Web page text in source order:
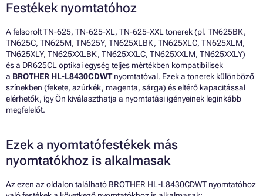
Festékek nyomtatóhoz
A felsorolt TN-625, TN-625-XL, TN-625-XXL tonerek (pl. TN625BK,
TN625C, TN625M, TN625Y, TN625XLBK, TN625XLC, TN625XLM,
TN625XLY, TN625XXLBK, TN625XXLC, TN625XXLM, TN625XXLY)
és a DR625CL optikai egység teljes mértékben kompatibilisek
a BROTHER HL-L8430CDWTnyomtatóval. Ezek a tonerek különböző
színekben (fekete, azúrkék, magenta, sárga) és eltérő kapacitással
elérhetők, így Ön kiválaszthatja a nyomtatási igényeinek leginkább
megfelelőt.
Ezek a nyomtatófestékek más
nyomtatókhoz is alkalmasak
Az ezen az oldalon található BROTHER HL-L8430CDWT nyomtatóhoz